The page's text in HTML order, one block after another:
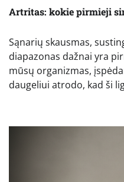
Artritas: kokie pirmieji
Sąnarių skausmas,
diapazonas dažnai yra
mūsų organizmas,
daugeliui atrodo, kad ši